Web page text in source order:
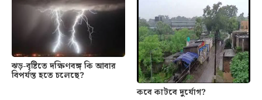
ঝড়-বৃষ্টিতে দক্ষিণবঙ্গ কি আবার
বিপর্যস্ত হতে চলেছে?
কবে কাটবে দুর্যোগ?